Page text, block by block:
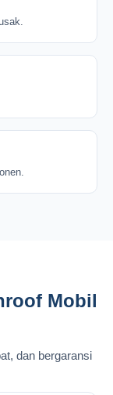
Mobil
dan bergaransi